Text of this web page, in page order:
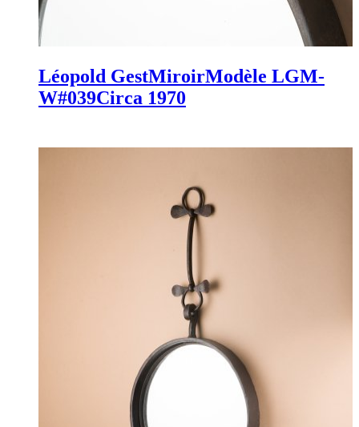
Léopold GestMiroirModèle LGM-
W#039Circa 1970